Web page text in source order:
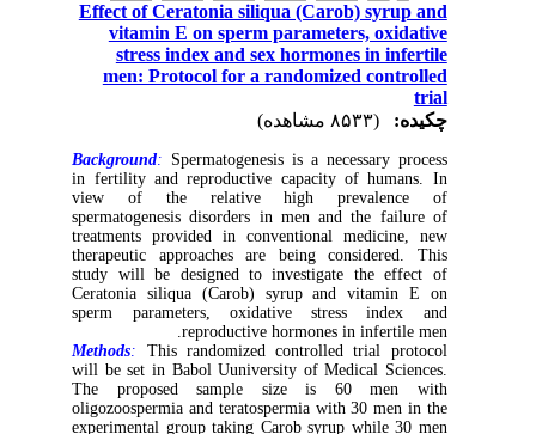
Effect of Ceratonia siliqua (Carob) syrup and
vitamin E on sperm parameters, oxidative
stress index and sex hormones in infertile
men: Protocol for a randomized controlled
trial
چکیده:
Background :Spermatogenesis is a necessary process
in fertility and reproductive capacity of humans. In
view of the relative high prevalence of
spermatogenesis disorders in men and the failure of
treatments provided in conventional medicine, new
therapeutic approaches are being considered. This
study will be designed to investigate the effect of
Ceratonia siliqua (Carob) syrup and vitamin E on
sperm parameters, oxidative stress index and
reproductive hormones in infertile men.
Methods
:This randomized controlled trial protocol
will be set in Babol Uuniversity of Medical Sciences.
The proposed sample size is 60 men with
oligozoospermia and teratospermia with 30 men in the
experimental group taking Carob syrup while 30 men